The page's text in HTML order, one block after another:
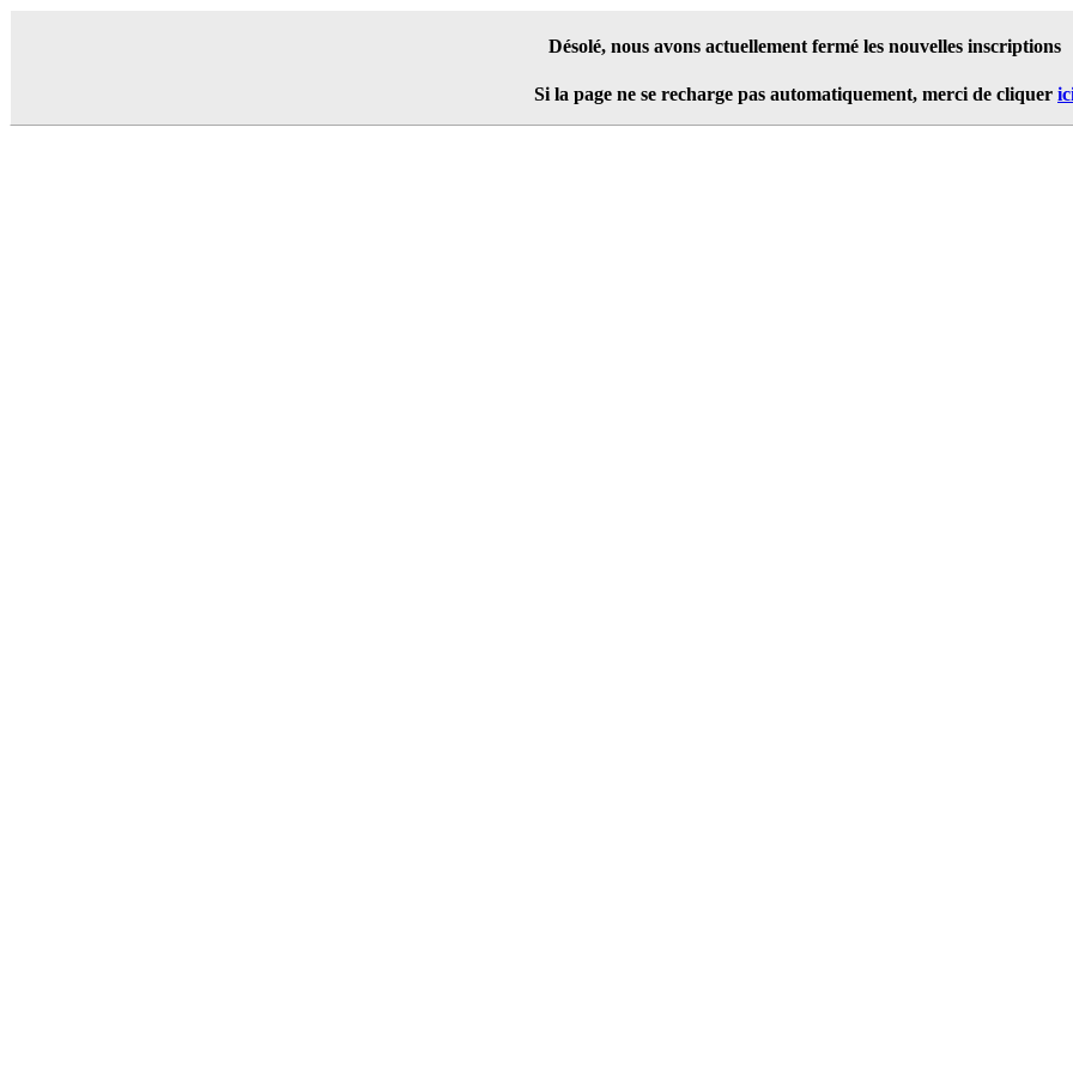
Désolé, nous avons actuellement fermé les nouvelles inscriptions
Si la page ne se recharge pas automatiquement, merci de cliquer